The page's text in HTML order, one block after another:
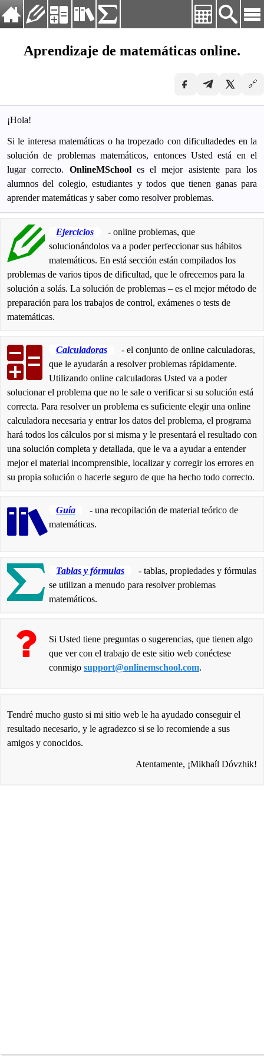
Langvig:
Español
Français
Tablas y fórmulas
Aprendizaje de matemáticas online.
🔗
¡Hola!
Si le interesa matemáticas o ha tropezado con dificultadedes en la
solución de problemas matemáticos, entonces Usted está en el
lugar correcto. OnlineMSchooles el mejor asistente para los
alumnos del colegio, estudiantes y todos que tienen ganas para
aprender matemáticas y saber como resolver problemas.
Ejercicios
- online problemas, que
solucionándolos va a poder perfeccionar sus hábitos
matemáticos. En está sección están compilados los
problemas de varios tipos de dificultad, que le ofrecemos para la
solución a solás. La solución de problemas – es el mejor método de
preparación para los trabajos de control, exámenes o tests de
matemáticas.
Calculadoras
- el conjunto de online calculadoras,
que le ayudarán a resolver problemas rápidamente.
Utilizando online calculadoras Usted va a poder
solucionar el problema que no le sale o verificar si su solución está
correcta. Para resolver un problema es suficiente elegir una online
calculadora necesaria y entrar los datos del problema, el programa
hará todos los cálculos por si misma y le presentará el resultado con
una solución completa y detallada, que le va a ayudar a entender
mejor el material incomprensible, localizar y corregir los errores en
su propia solución o hacerle seguro de que ha hecho todo correcto.
Guía
- una recopilación de material teórico de
matemáticas.
Tablas y fórmulas
- tablas, propiedades y fórmulas
se utilizan a menudo para resolver problemas
matemáticos.
Si Usted tiene preguntas o sugerencias, que tienen algo
que ver con el trabajo de este sitio web conéctese
conmigo support@onlinemschool.com.
Tendré mucho gusto si mi sitio web le ha ayudado conseguir el
resultado necesario, y le agradezco si se lo recomiende a sus
amigos y conocidos.
Atentamente, ¡Mikhaíl Dóvzhik!